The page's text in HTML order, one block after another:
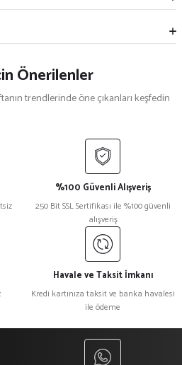
Önerilenler
trendlerinde öne çıkanları keşfedin
Magnet Nks-01
%100 Güvenli Alışveriş
250 Bit SSL Sertifikası ile %100 güvenli
alışveriş
Havale ve Taksit İmkanı
Kredi kartınıza taksit ve banka havalesi
ile ödeme